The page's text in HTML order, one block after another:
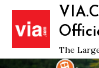
Skip
content
The